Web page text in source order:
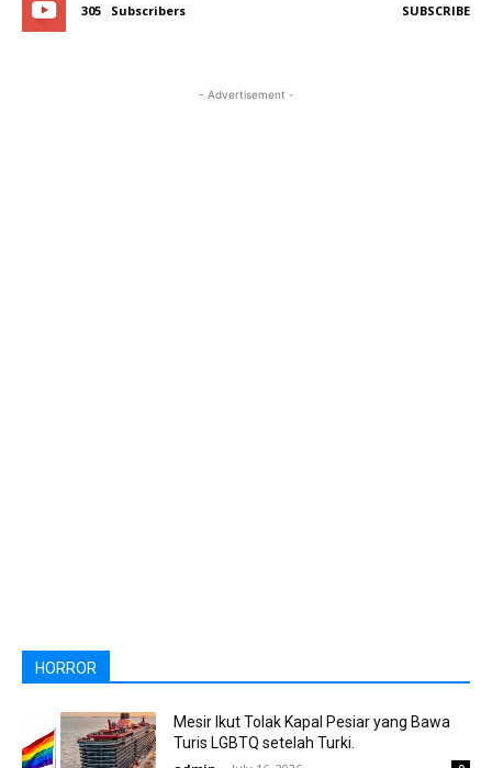
305 Subscribers SUBSCRIBE
- Advertisement -
HORROR
Mesir Ikut Tolak Kapal Pesiar yang Bawa
Turis LGBTQ setelah Turki.